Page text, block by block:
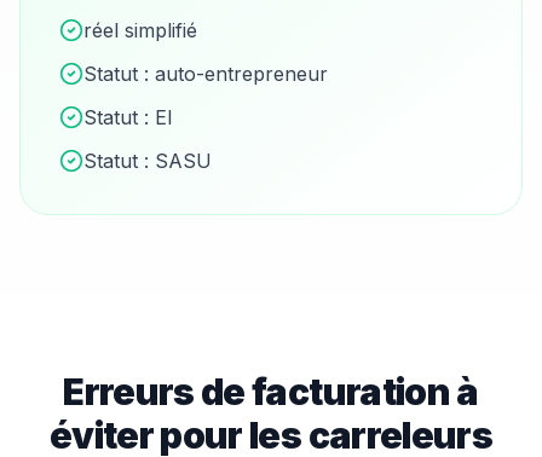
réel simplifié
Statut : auto-entrepreneur
Statut : EI
Statut : SASU
Erreurs de facturation à
éviter pour lescarreleurs